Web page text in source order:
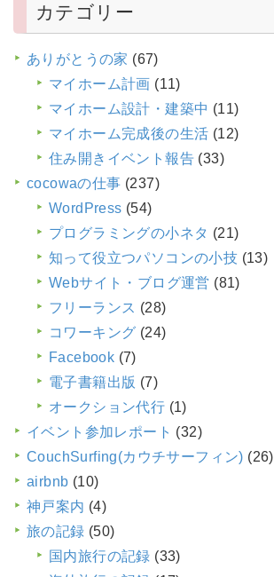
カテゴリー
ありがとうの家 (67)
マイホーム計画 (11)
マイホーム設計・建築中 (11)
マイホーム完成後の生活 (12)
住み開きイベント報告 (33)
cocowaの仕事 (237)
WordPress (54)
プログラミングの小ネタ (21)
知って役立つパソコンの小技 (13)
Webサイト・ブログ運営 (81)
フリーランス (28)
コワーキング (24)
Facebook (7)
電子書籍出版 (7)
オークション代行 (1)
イベント参加レポート (32)
CouchSurfing(カウチサーフィン) (26)
airbnb (10)
神戸案内 (4)
旅の記録 (50)
国内旅行の記録 (33)